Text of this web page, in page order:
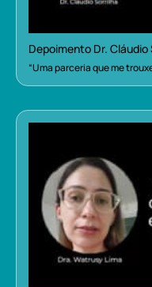
Depoimento Dr.
“Uma parceria que me